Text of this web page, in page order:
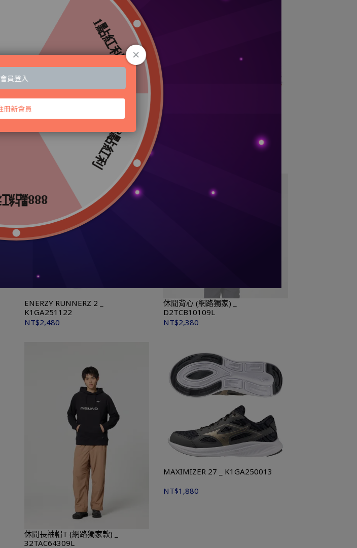
短袖POLO衫 (網路獨家)
_32TAB11701L
NT$499
SKY BLASTER 4 _ 71GA253310
ENERZY RUNNERZ 2 _
K1GA251122
NT$2,480
休閒背心 (網路獨家) _
D2TCB10109L
NT$2,380
休閒長袖帽T (網路獨家款) _
32TAC64309L
MAXIMIZER 27 _ K1GA250013
NT$1,880